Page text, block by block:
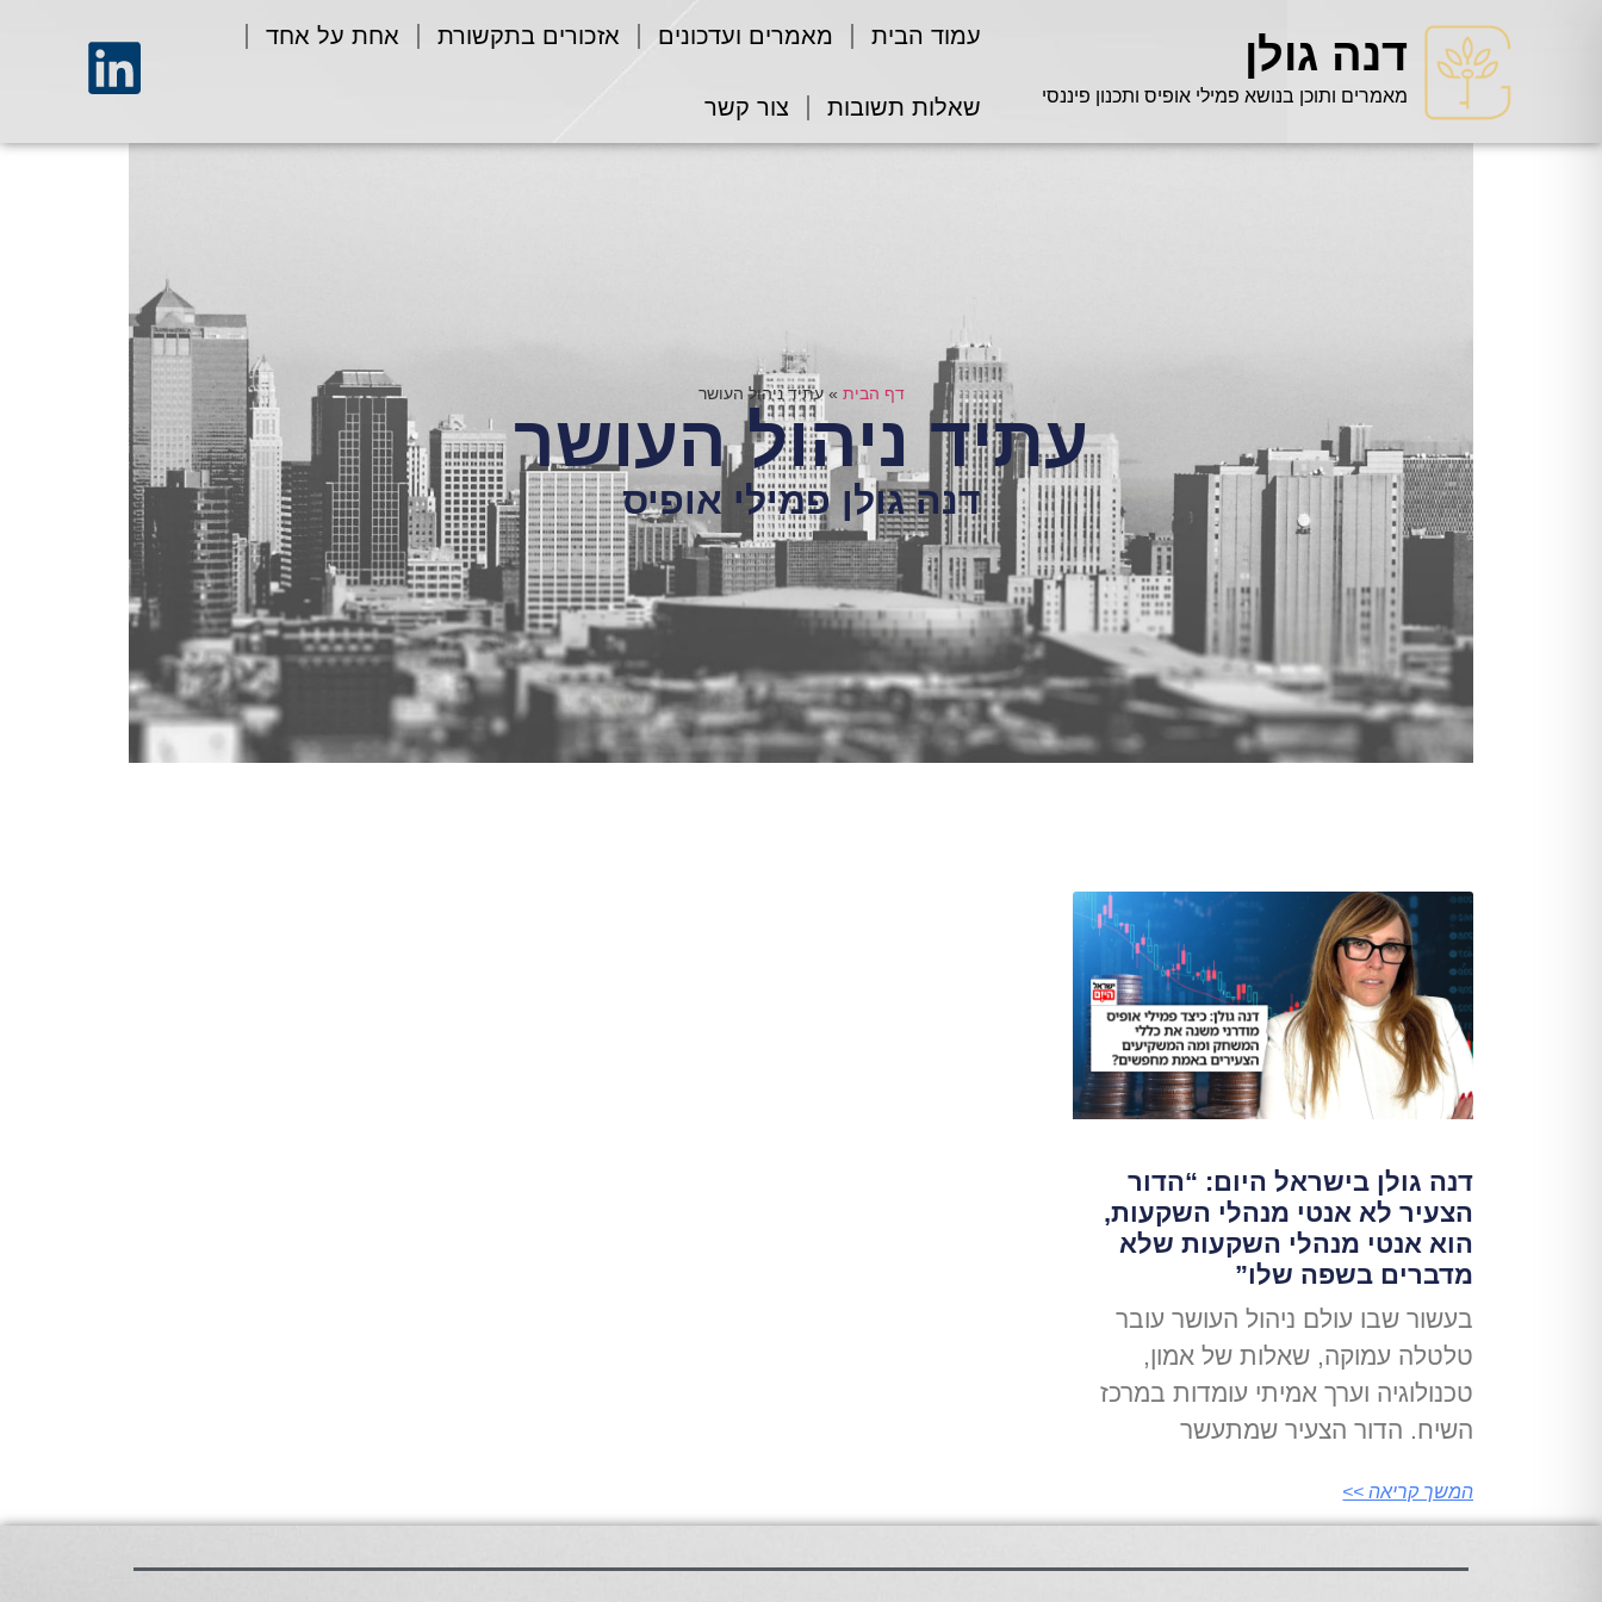
דנה גולן
מאמרים ותוכן בנושא פמילי אופיס ותכנון פיננסי
עמוד הבית מאמרים ועדכונים אזכורים בתקשורת אחת על אחד
שאלות תשובות צור קשר
דף הבית »עתיד ניהול העושר
עתיד ניהול העושר
דנה גולן פמילי אופיס
דנה גולן בישראל היום: “הדור
הצעיר לא אנטי מנהלי השקעות,
הוא אנטי מנהלי השקעות שלא
מדברים בשפה שלו”
בעשור שבו עולם ניהול העושר עובר
טלטלה עמוקה, שאלות של אמון,
טכנולוגיה וערך אמיתי עומדות במרכז
השיח. הדור הצעיר שמתעשר
המשך קריאה >>